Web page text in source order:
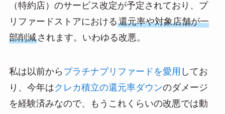
（特約店）のサービス改定が予定されており、プ
リファードストアにおける還元率や対象店舗が一
部削減されます。いわゆる改悪。
私は以前から プラチナプリファードを愛用 してお
り、今年はクレカ積立の還元率ダウンのダメージ
を経験済みなので、もうこれくらいの改悪では動